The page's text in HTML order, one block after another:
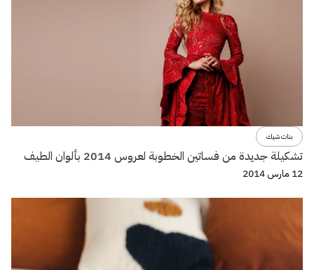
بنات شيك
تشكيلة جديدة من فساتين الخطوبة لعروس 2014 بألوان الطيف
12 مارس 2014